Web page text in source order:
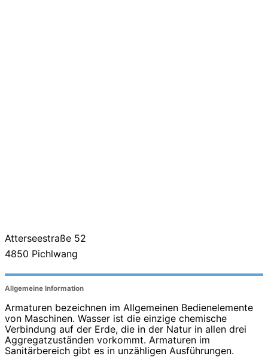
Atterseestraße 52
4850 Pichlwang
Allgemeine Information
Armaturen bezeichnen im Allgemeinen Bedienelemente
von Maschinen. Wasser ist die einzige chemische
Verbindung auf der Erde, die in der Natur in allen drei
Aggregatzuständen vorkommt. Armaturen im
Sanitärbereich gibt es in unzähligen Ausführungen.